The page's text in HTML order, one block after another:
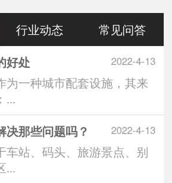
行业动态 常见问答
2022-4-13
好处
为一种城市配套设施，其来
...
2022-4-13
决那些问题吗？
车站、码头、旅游景点、别
...